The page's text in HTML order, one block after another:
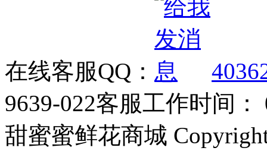
在线客服QQ：
9639-022客服工作时间：
甜蜜蜜鲜花商城